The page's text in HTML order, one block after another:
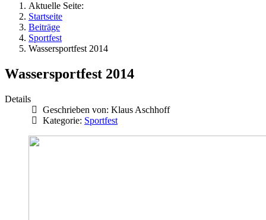
Aktuelle Seite:
Startseite
Beiträge
Sportfest
Wassersportfest 2014
Wassersportfest 2014
Details
Geschrieben von: Klaus Aschhoff
Kategorie: Sportfest